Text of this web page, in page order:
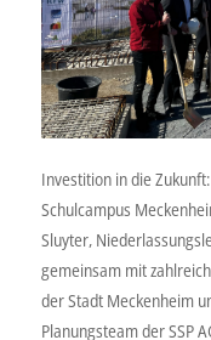
Investition in die
Schulcampus
Sluyter,
gemeinsam mit
der Stadt Meckenheim
Planungsteam der SSP